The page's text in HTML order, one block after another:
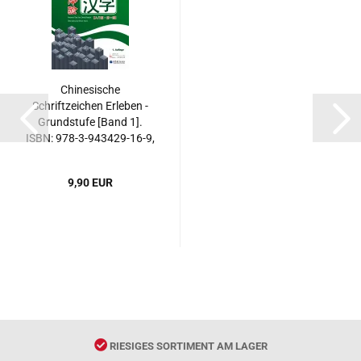
Chinesische
Schriftzeichen Erleben -
Grundstufe [Band 1].
ISBN: 978-3-943429-16-9,
9,90 EUR
RIESIGES SORTIMENT AM LAGER